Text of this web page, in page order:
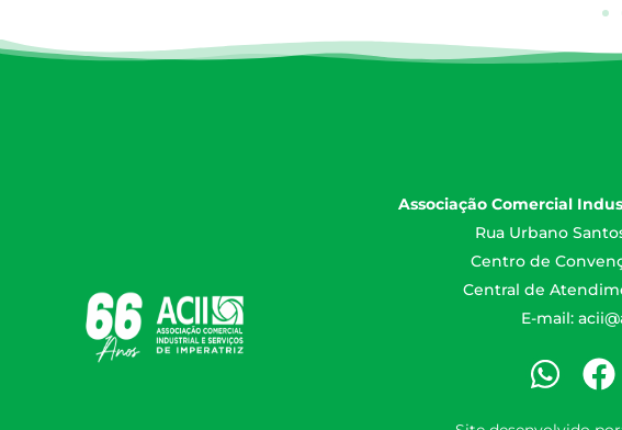
Associação Comercial
Rua Urbano
Centro de
Central de
E-mail: